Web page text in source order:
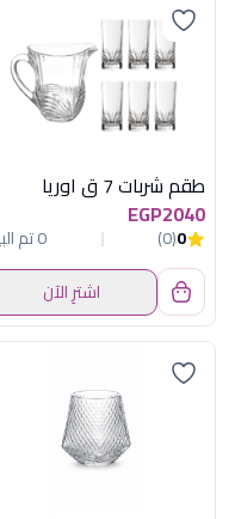
طقم شربات 7 ق اوريا
EGP2040
0
(0)
0 تم البيع
اشترِ الآن